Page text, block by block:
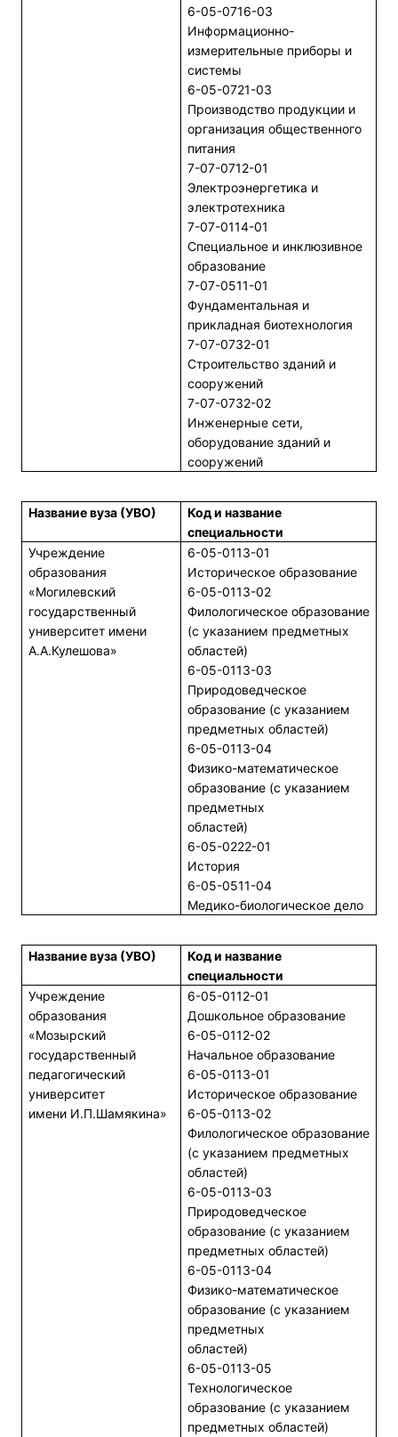
6-05-0716-03
Информационно-
измерительные приборы и
системы
6-05-0721-03
Производство продукции и
организация общественного
питания
7-07-0712-01
Электроэнергетика и
электротехника
7-07-0114-01
Специальное и инклюзивное
образование
7-07-0511-01
Фундаментальная и
прикладная биотехнология
7-07-0732-01
Строительство зданий и
сооружений
7-07-0732-02
Инженерные сети,
оборудование зданий и
сооружений
Название вуза (УВО)
Код и название
специальности
Учреждение
образования
«Могилевский
государственный
университет имени
А.А.Кулешова»
6-05-0113-01
Историческое образование
6-05-0113-02
Филологическое образование
(с указанием предметных
областей)
6-05-0113-03
Природоведческое
образование (с указанием
предметных областей)
6-05-0113-04
Физико-математическое
образование (с указанием
предметных
областей)
6-05-0222-01
История
6-05-0511-04
Медико-биологическое дело
Название вуза (УВО)
Код и название
специальности
Учреждение
образования
«Мозырский
государственный
педагогический
университет
имени И.П.Шамякина»
6-05-0112-01
Дошкольное образование
6-05-0112-02
Начальное образование
6-05-0113-01
Историческое образование
6-05-0113-02
Филологическое образование
(с указанием предметных
областей)
6-05-0113-03
Природоведческое
образование (с указанием
предметных областей)
6-05-0113-04
Физико-математическое
образование (с указанием
предметных
областей)
6-05-0113-05
Технологическое
образование (с указанием
предметных областей)